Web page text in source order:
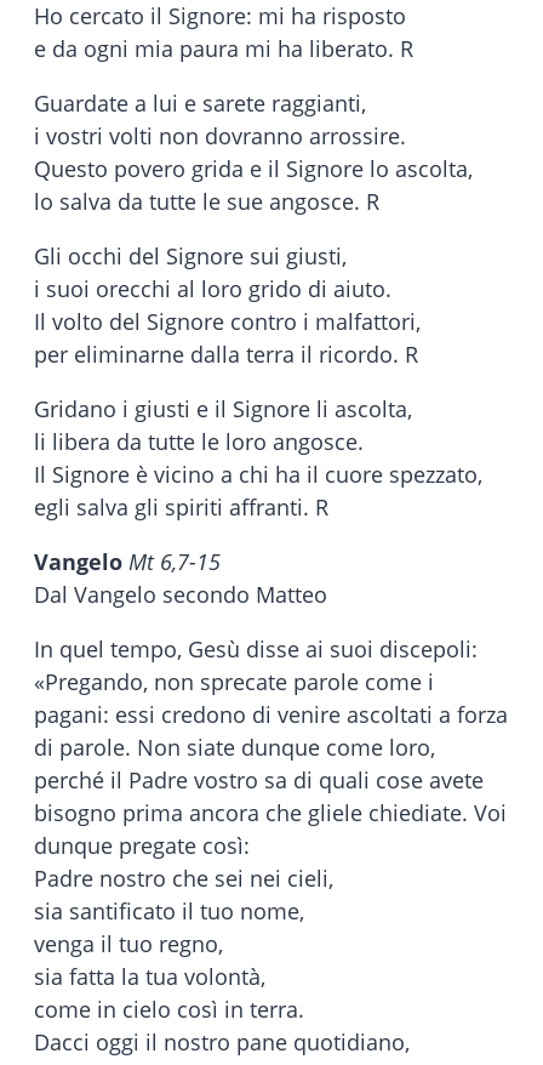
Ho cercato il Signore: mi ha risposto
e da ogni mia paura mi ha liberato. R
Guardate a lui e sarete raggianti,
i vostri volti non dovranno arrossire.
Questo povero grida e il Signore lo ascolta,
lo salva da tutte le sue angosce. R
Gli occhi del Signore sui giusti,
i suoi orecchi al loro grido di aiuto.
Il volto del Signore contro i malfattori,
per eliminarne dalla terra il ricordo. R
Gridano i giusti e il Signore li ascolta,
li libera da tutte le loro angosce.
Il Signore è vicino a chi ha il cuore spezzato,
egli salva gli spiriti affranti. R
Vangelo Mt 6,7-15
Dal Vangelo secondo Matteo
In quel tempo, Gesù disse ai suoi discepoli:
«Pregando, non sprecate parole come i
pagani: essi credono di venire ascoltati a forza
di parole. Non siate dunque come loro,
perché il Padre vostro sa di quali cose avete
bisogno prima ancora che gliele chiediate. Voi
dunque pregate così:
Padre nostro che sei nei cieli,
sia santificato il tuo nome,
venga il tuo regno,
sia fatta la tua volontà,
come in cielo così in terra.
Dacci oggi il nostro pane quotidiano,